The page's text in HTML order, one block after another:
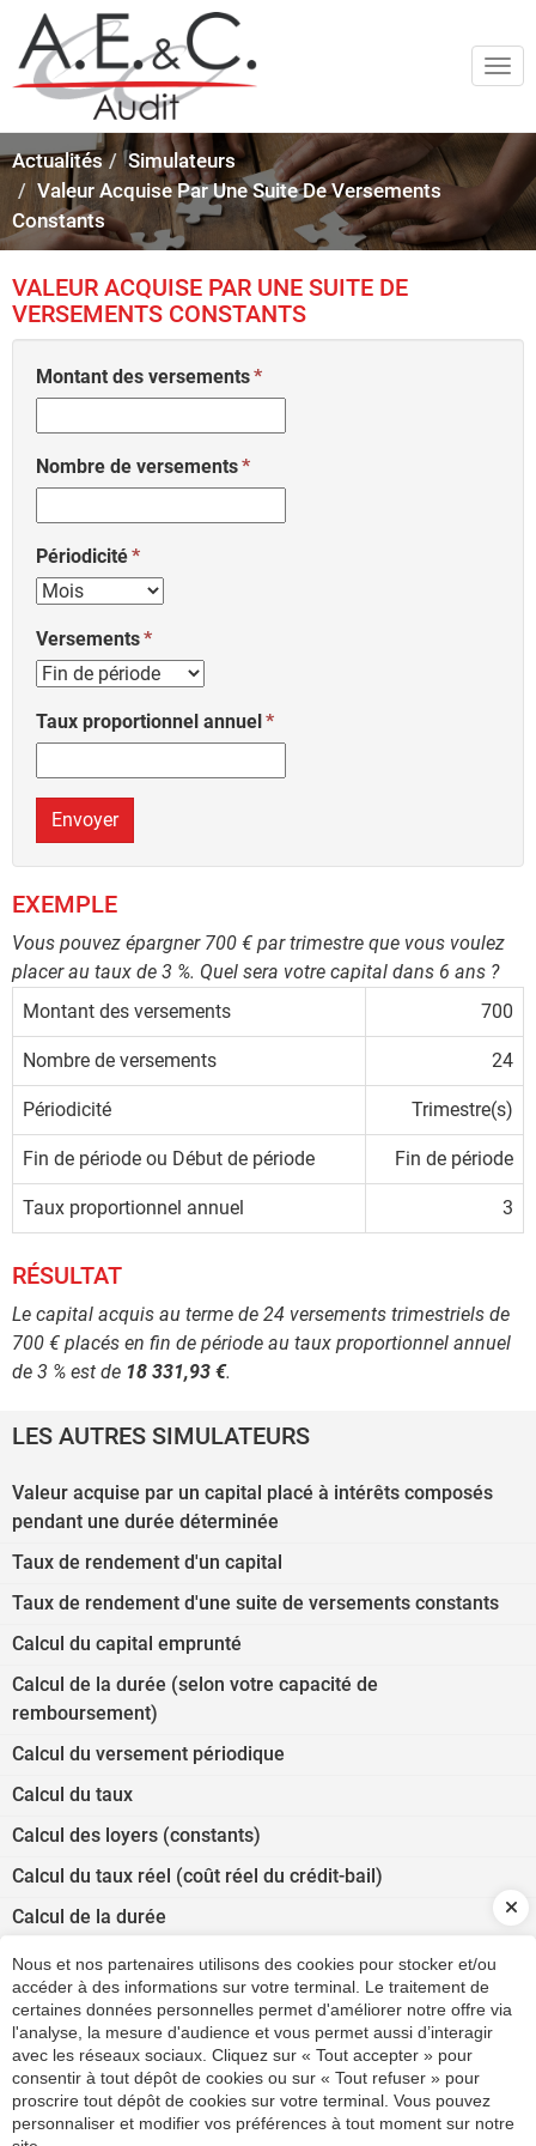
Actualités
Simulateurs
Valeur Acquise Par Une Suite De Versements
Constants
VALEUR ACQUISE PAR UNE SUITE DE
VERSEMENTS CONSTANTS
Montant des versements
Nombre de versements
Périodicité
Versements
Taux proportionnel annuel
Envoyer
EXEMPLE
Vous pouvez épargner 700 € par trimestre que vous voulez
placer au taux de 3 %. Quel sera votre capital dans 6 ans ?
Montant des versements
700
Nombre de versements 24
Périodicité Trimestre(s)
Fin de période ou Début de période Fin de période
Taux proportionnel annuel 3
RÉSULTAT
Le capital acquis au terme de 24 versements trimestriels de
700 € placés en fin de période au taux proportionnel annuel
de 3 % est de 18 331,93 €.
LES AUTRES SIMULATEURS
Valeur acquise par un capital placé à intérêts composés
pendant une durée déterminée
Taux de rendement d'un capital
Taux de rendement d'une suite de versements constants
Calcul du capital emprunté
Calcul de la durée (selon votre capacité de
remboursement)
Calcul du versement périodique
Calcul du taux
Calcul des loyers (constants)
Calcul du taux réel (coût réel du crédit-bail)
Calcul de la durée
Absences et congés du salarié
Correspondance jours ouvrés/jours ouvrables
Seuil de rentabilité (estimation rapide)
Calcul des frais kilométriques : véhicules automobiles
Versement transport
Nous et nos partenaires utilisons des cookies pour stocker et/ou
accéder à des informations sur votre terminal. Le traitement de
certaines données personnelles permet d'améliorer notre offre via
l'analyse, la mesure d'audience et vous permet aussi d’interagir
avec les réseaux sociaux. Cliquez sur « Tout accepter » pour
consentir à tout dépôt de cookies ou sur « Tout refuser » pour
proscrire tout dépôt de cookies sur votre terminal. Vous pouvez
personnaliser et modifier vos préférences à tout moment sur notre